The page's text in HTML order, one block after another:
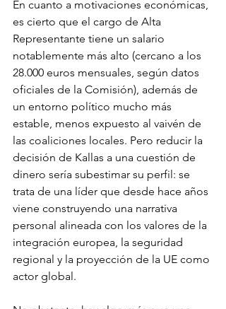
En cuanto a motivaciones económicas,
es cierto que el cargo de Alta
Representante tiene un salario
notablemente más alto (cercano a los
28.000 euros mensuales, según datos
oficiales de la Comisión), además de
un entorno político mucho más
estable, menos expuesto al vaivén de
las coaliciones locales. Pero reducir la
decisión de Kallas a una cuestión de
dinero sería subestimar su perfil: se
trata de una líder que desde hace años
viene construyendo una narrativa
personal alineada con los valores de la
integración europea, la seguridad
regional y la proyección de la UE como
actor global.